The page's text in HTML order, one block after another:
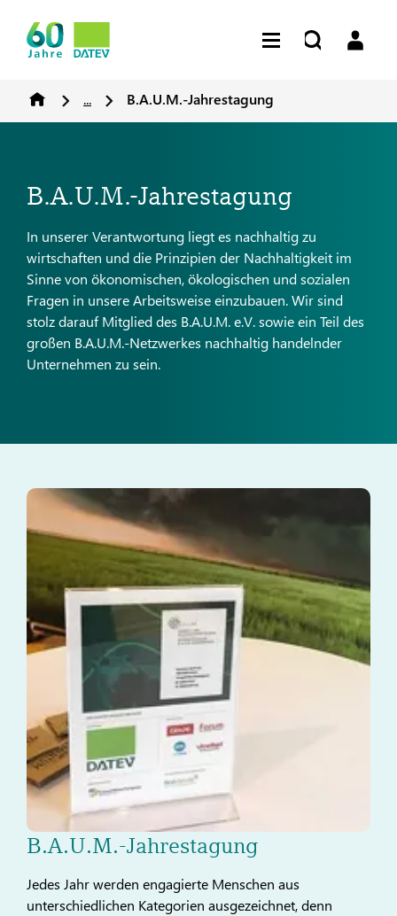
... B.A.U.M.-Jahrestagung
B.A.U.M.-Jahrestagung
In unserer Verantwortung liegt es nachhaltig zu
wirtschaften und die Prinzipien der Nachhaltigkeit im
Sinne von ökonomischen, ökologischen und sozialen
Fragen in unsere Arbeitsweise einzubauen. Wir sind
stolz darauf Mitglied des B.A.U.M. e.V. sowie ein Teil des
großen B.A.U.M.-Netzwerkes nachhaltig handelnder
Unternehmen zu sein.
B.A.U.M.-Jahrestagung
Jedes Jahr werden engagierte Menschen aus
unterschiedlichen Kategorien ausgezeichnet, denn